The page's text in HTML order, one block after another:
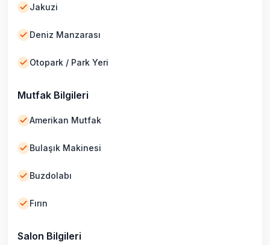
Jakuzi
Deniz Manzarası
Otopark / Park Yeri
Mutfak Bilgileri
Amerikan Mutfak
Bulaşık Makinesi
Buzdolabı
Fırın
Salon Bilgileri